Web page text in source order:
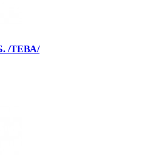
/ТЕВА/